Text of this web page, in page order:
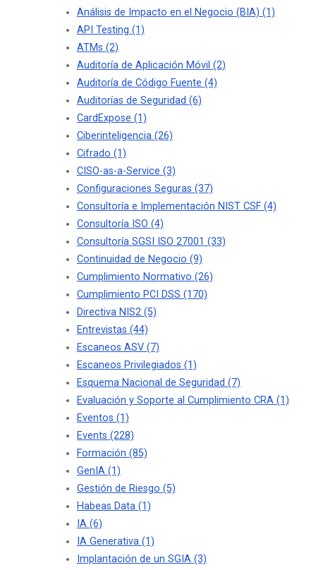
Análisis de Impacto en el Negocio (BIA) (1)
API Testing (1)
ATMs (2)
Auditoría de Aplicación Móvil (2)
Auditoría de Código Fuente (4)
Auditorías de Seguridad (6)
CardExpose (1)
Ciberinteligencia (26)
Cifrado (1)
CISO-as-a-Service (3)
Configuraciones Seguras (37)
Consultoría e Implementación NIST CSF (4)
Consultoría ISO (4)
Consultoría SGSI ISO 27001 (33)
Continuidad de Negocio (9)
Cumplimiento Normativo (26)
Cumplimiento PCI DSS (170)
Directiva NIS2 (5)
Entrevistas (44)
Escaneos ASV (7)
Escaneos Privilegiados (1)
Esquema Nacional de Seguridad (7)
Evaluación y Soporte al Cumplimiento CRA (1)
Eventos (1)
Events (228)
Formación (85)
GenIA (1)
Gestión de Riesgo (5)
Habeas Data (1)
IA (6)
IA Generativa (1)
Implantación de un SGIA (3)